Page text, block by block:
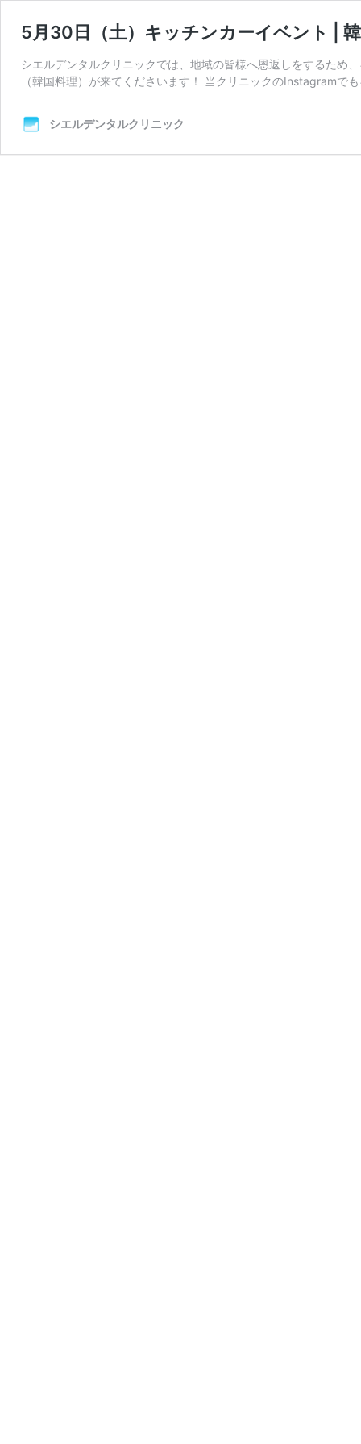
5月30日（土）キッチンカーイベント |
シエルデンタルクリニックでは、地域の皆様へ恩返しをするため
（韓国料理）が来てくださいます！ 当クリニックのInstagramで
シエルデンタルクリニック